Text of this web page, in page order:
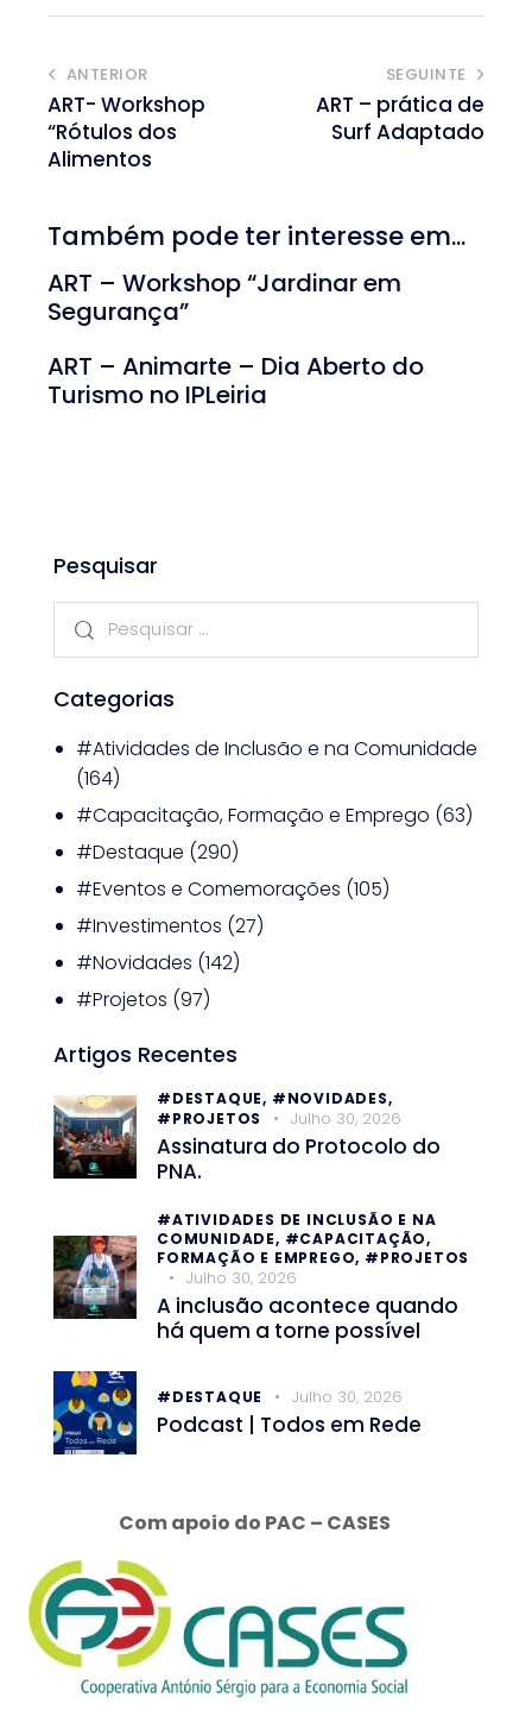
ANTERIOR
ART- Workshop
“Rótulos dos
Alimentos
SEGUINTE
ART – prática de
Surf Adaptado
Também pode ter interesse em...
ART – Workshop “Jardinar em
Segurança”
ART – Animarte – Dia Aberto do
Turismo no IPLeiria
Pesquisar
Categorias
#Atividades de Inclusão e na Comunidade
(164)
#Capacitação, Formação e Emprego (63)
#Destaque (290)
#Eventos e Comemorações (105)
#Investimentos (27)
#Novidades (142)
#Projetos (97)
Artigos Recentes
#DESTAQUE, #NOVIDADES,
#PROJETOS
Julho 30, 2026
Assinatura do Protocolo do
PNA.
#ATIVIDADES DE INCLUSÃO E NA
COMUNIDADE, #CAPACITAÇÃO,
FORMAÇÃO E EMPREGO, #PROJETOS
Julho 30, 2026
A inclusão acontece quando
há quem a torne possível
#DESTAQUE Julho 30, 2026
Podcast | Todos em Rede
Com apoio do PAC – CASES